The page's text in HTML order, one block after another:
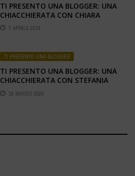
TI PRESENTO UNA BLOGGER: UNA
CHIACCHIERATA CON CHIARA
RICCHIUTI
7 APRILE 2019
TI PRESENTO UNA BLOGGER
TI PRESENTO UNA BLOGGER: UNA
CHIACCHIERATA CON STEFANIA
MARCHIO
18 MARZO 2020